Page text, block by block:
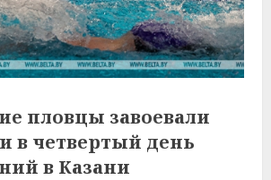
пловцы завоевали
в четвертый день
в Казани